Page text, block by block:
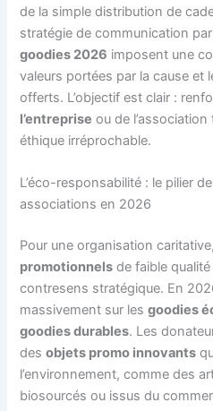
de la simple distribution de
stratégie de communication
goodies 2026 imposent une
valeurs portées par la cause et
offerts. L’objectif est clair :
l’entreprise ou de
éthique irréprochable.
L’éco-responsabilité : le pilier
associations en 2026
Pour une organisation
promotionnels de faible
contresens stratégique. En
massivement sur lesgoodies
goodies durables. Les
desobjets promo innovants
l’environnement, comme des
biosourcés ou issus du